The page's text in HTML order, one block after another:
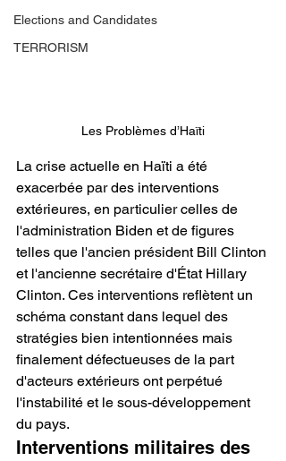
Elections and Candidates
TERRORISM
Les Problèmes d’Haïti
La crise actuelle en Haïti a été
exacerbée par des interventions
extérieures, en particulier celles de
l'administration Biden et de figures
telles que l'ancien président Bill Clinton
et l'ancienne secrétaire d'État Hillary
Clinton. Ces interventions reflètent un
schéma constant dans lequel des
stratégies bien intentionnées mais
finalement défectueuses de la part
d'acteurs extérieurs ont perpétué
l'instabilité et le sous-développement
du pays.
Interventions militaires des